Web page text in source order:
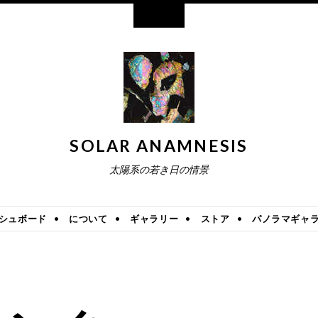
SOLAR ANAMNESIS
太陽系の若き日の情景
ュボード について ギャラリー ストア パノラマギャ